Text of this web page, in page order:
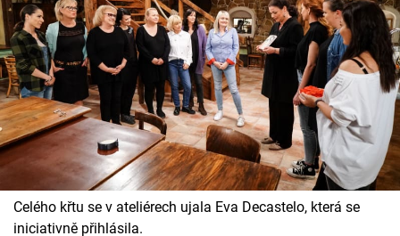
Celého křtu se v ateliérech ujala Eva Decastelo, která se
iniciativně přihlásila.